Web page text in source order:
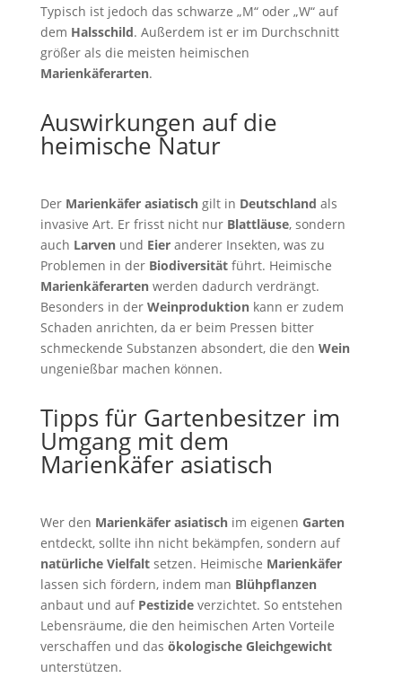
Typisch ist jedoch das schwarze „M“ oder „W“ auf
dem Halsschild. Außerdem ist er im Durchschnitt
größer als die meisten heimischen
Marienkäferarten.
Auswirkungen auf die
heimische Natur
Der Marienkäfer asiatischgilt in Deutschland als
invasive Art. Er frisst nicht nur Blattläuse, sondern
auch Larvenund Eieranderer Insekten, was zu
Problemen in der Biodiversitätführt. Heimische
Marienkäferartenwerden dadurch verdrängt.
Besonders in der Weinproduktionkann er zudem
Schaden anrichten, da er beim Pressen bitter
schmeckende Substanzen absondert, die den Wein
ungenießbar machen können.
Tipps für Gartenbesitzer im
Umgang mit dem
Marienkäfer asiatisch
Wer den Marienkäfer asiatischim eigenen Garten
entdeckt, sollte ihn nicht bekämpfen, sondern auf
natürliche Vielfaltsetzen. Heimische Marienkäfer
lassen sich fördern, indem man Blühpflanzen
anbaut und auf Pestizideverzichtet. So entstehen
Lebensräume, die den heimischen Arten Vorteile
verschaffen und das ökologische Gleichgewicht
unterstützen.